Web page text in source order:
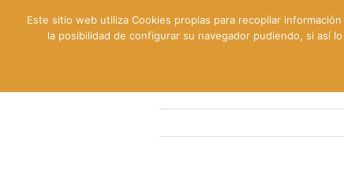
Este sitio web utiliza Cookies propias para recopilar
la posibilidad de configurar su navegador pudiendo, si así